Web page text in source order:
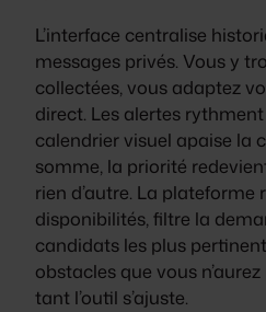
L’interface centralise
messages privés. Vous y
collectées, vous adaptez
direct. Les alertes
calendrier visuel apaise la
somme, la priorité
rien d’autre. La plateforme
disponibilités, filtre la
candidats les plus
obstacles que vous
tant l’outil s’ajuste.